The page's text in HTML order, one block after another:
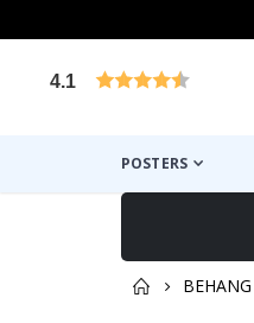
4.1
POSTERS
BEHANG